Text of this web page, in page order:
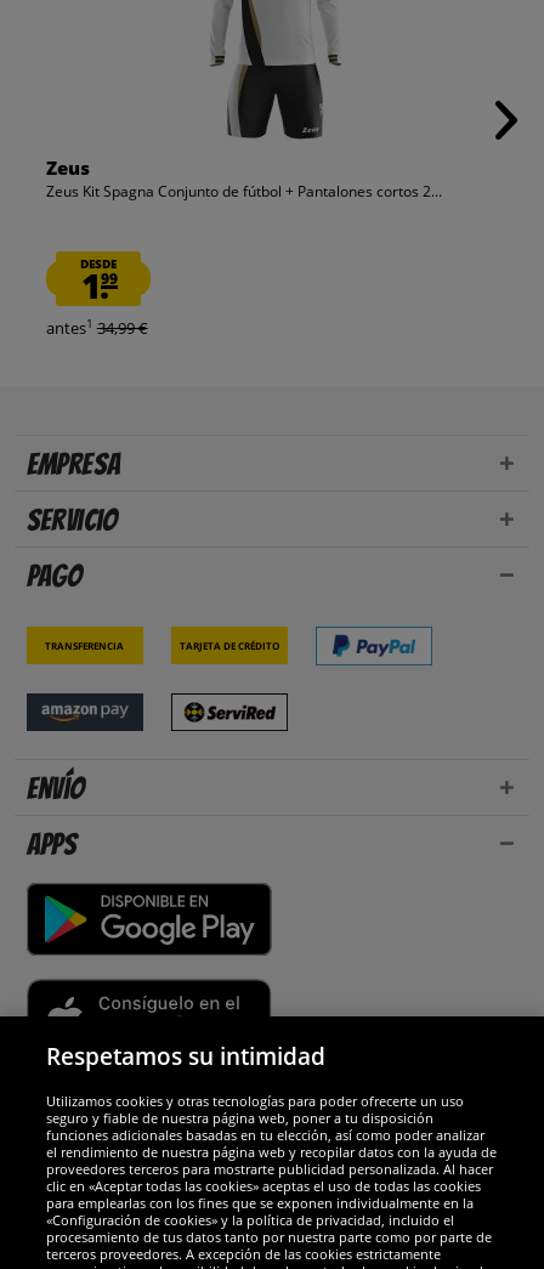
Zeus
Zeus Kit Spagna Conjunto de fútbol + Pantalones cortos 2...
DESDE
1.99
antes1 34,99 €
Empresa
Servicio
Pago
Transferencia Tarjeta de crédito
Envío
Apps
Socios y seguridad
Galardones
Respetamos su intimidad
Utilizamos cookies y otras tecnologías para poder ofrecerte un uso
seguro y fiable de nuestra página web, poner a tu disposición
funciones adicionales basadas en tu elección, así como poder analizar
el rendimiento de nuestra página web y recopilar datos con la ayuda de
proveedores terceros para mostrarte publicidad personalizada. Al hacer
clic en «Aceptar todas las cookies» aceptas el uso de todas las cookies
para emplearlas con los fines que se exponen individualmente en la
«Configuración de cookies» y la política de privacidad, incluido el
procesamiento de tus datos tanto por nuestra parte como por parte de
terceros proveedores. A excepción de las cookies estrictamente